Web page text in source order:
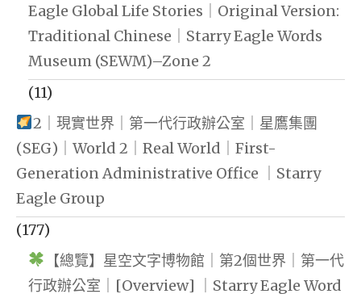
Eagle Global Life Stories｜Original Version:
Traditional Chinese｜Starry Eagle Words
Museum (SEWM)–Zone 2
(11)
2｜現實世界｜第一代行政辦公室｜星鷹集團
(SEG)｜World 2｜Real World｜First-
Generation Administrative Office ｜Starry
Eagle Group
(177)
【總覽】星空文字博物館｜第2個世界｜第一代
行政辦公室｜[Overview] ｜Starry Eagle Word